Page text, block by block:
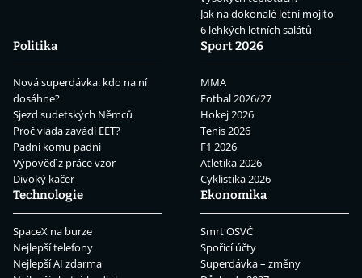
Jak na dokonalé letní mojito
6 lehkých letních salátů
Politika
Nová superdávka: kdo na ní
dosáhne?
Sjezd sudetských Němců
Proč vláda zavádí EET?
Padni komu padni
Výpověď z práce vzor
Divoký kačer
Sport 2026
MMA
Fotbal 2026/27
Hokej 2026
Tenis 2026
F1 2026
Atletika 2026
Cyklistika 2026
Technologie
SpaceX na burze
Nejlepší telefony
Nejlepší AI zdarma
Ekonomika
Smrt OSVČ
Spořicí účty
Superdávka – změny